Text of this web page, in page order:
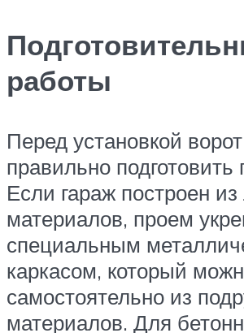
работы
Перед установкой
правильно подготовить
Если гараж построен из
материалов, проем
специальным
каркасом, который
самостоятельно из
материалов. Для